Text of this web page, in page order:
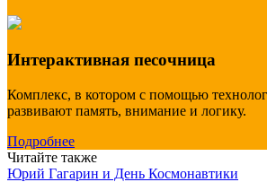
Интерактивная песочница
Комплекс, в котором с помощью
развивают память, внимание и логику.
Подробнее
Читайте также
Юрий Гагарин и День Космонавтики